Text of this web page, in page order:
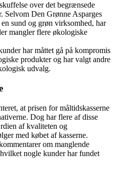
over det begrænsede
Selvom Den Grønne Asparges
sund og grøn virksomhed, har
mangler flere økologiske
har måttet gå på kompromis
produkter og har valgt andre
udvalg.
at prisen for måltidskasserne
Dog har flere af disse
af kvaliteten og
med købet af kasserne.
om manglende
nogle kunder har fundet